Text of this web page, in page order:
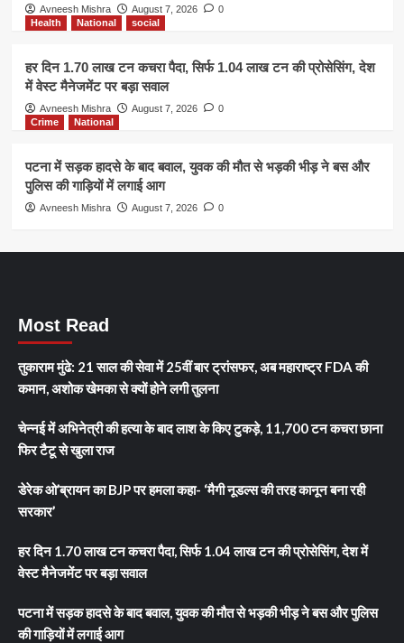
Avneesh Mishra August 7, 2026
0
Health
National social
हर दिन 1.70 लाख टन कचरा पैदा, सिर्फ 1.04 लाख टन की प्रोसेसिंग, देश
में वेस्ट मैनेजमेंट पर बड़ा सवाल
Avneesh Mishra August 7, 2026
0
Crime
National
पटना में सड़क हादसे के बाद बवाल, युवक की मौत से भड़की भीड़ ने बस और
पुलिस की गाड़ियों में लगाई आग
Avneesh Mishra August 7, 2026 0
Most Read
तुकाराम मुंढे: 21 साल की सेवा में 25वीं बार ट्रांसफर, अब महाराष्ट्र FDA की
कमान, अशोक खेमका से क्यों होने लगी तुलना
चेन्नई में अभिनेत्री की हत्या के बाद लाश के किए टुकड़े, 11,700 टन कचरा छाना
फिर टैटू से खुला राज
डेरेक ओ’ब्रायन का BJP पर हमला कहा- ‘मैगी नूडल्स की तरह कानून बना रही
सरकार’
हर दिन 1.70 लाख टन कचरा पैदा, सिर्फ 1.04 लाख टन की प्रोसेसिंग, देश में
वेस्ट मैनेजमेंट पर बड़ा सवाल
पटना में सड़क हादसे के बाद बवाल, युवक की मौत से भड़की भीड़ ने बस और पुलिस
की गाड़ियों में लगाई आग